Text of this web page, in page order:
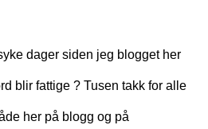
dager siden jeg blogget her
blir fattige ? Tusen takk for alle
her på blogg og på